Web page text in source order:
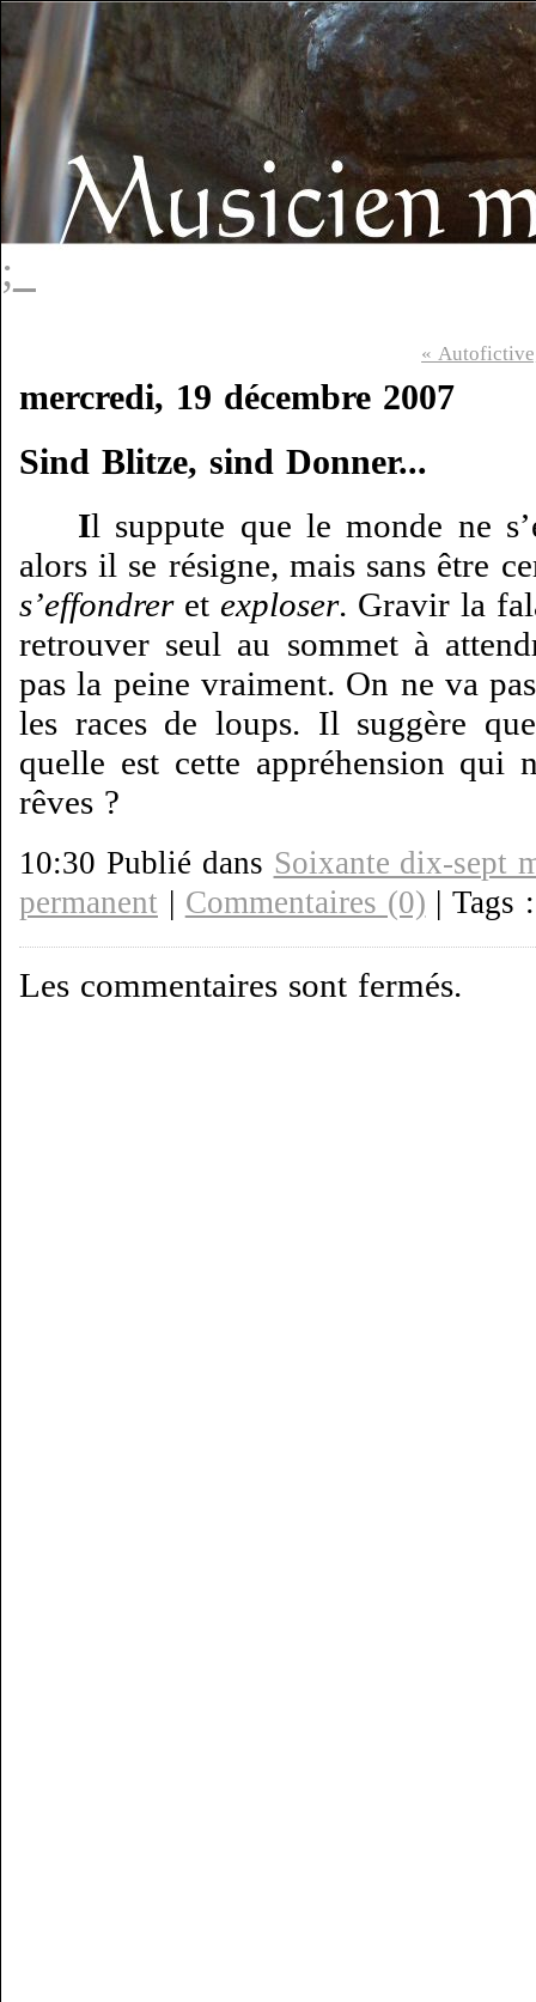
;_
«
mercredi, 19 décembre 2007
Sind Blitze, sind Donner...
Il suppute que le monde ne
alors il se résigne, mais sans être
s’effondreret exploser. Gravir la
retrouver seul au sommet à
pas la peine vraiment. On ne va
les races de loups. Il suggère
quelle est cette appréhension qui
rêves ?
10:30 Publié dans Soixante dix-sept
permanent | Commentaires (0) | Tags
Les commentaires sont fermés.